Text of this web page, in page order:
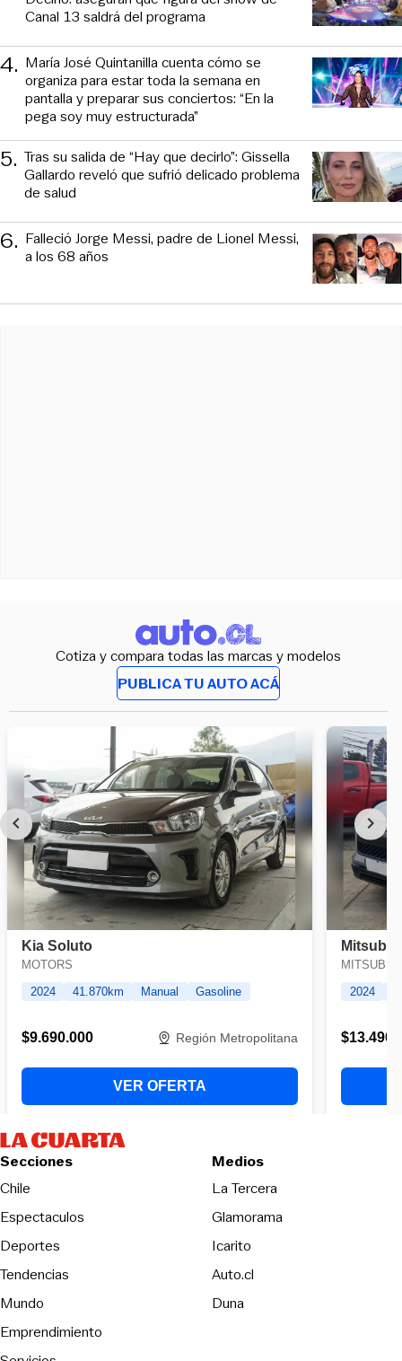
Canal 13 saldrá del programa
4. María José Quintanilla cuenta cómo se
organiza para estar toda la semana en
pantalla y preparar sus conciertos: “En la
pega soy muy estructurada”
5. Tras su salida de “Hay que decirlo”: Gissella
Gallardo reveló que sufrió delicado problema
de salud
6. Falleció Jorge Messi, padre de Lionel Messi,
a los 68 años
Cotiza y compara todas las marcas y modelos
PUBLICA TU AUTO ACÁ
Secciones
Chile
Espectaculos
Deportes
Tendencias
Mundo
Emprendimiento
Medios
La TerceraOpens in new
Glamorama
Icarito
Auto.cl
DunaOpens in new window